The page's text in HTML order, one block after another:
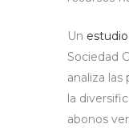
Un estudio
Sociedad
analiza las
la
abonos